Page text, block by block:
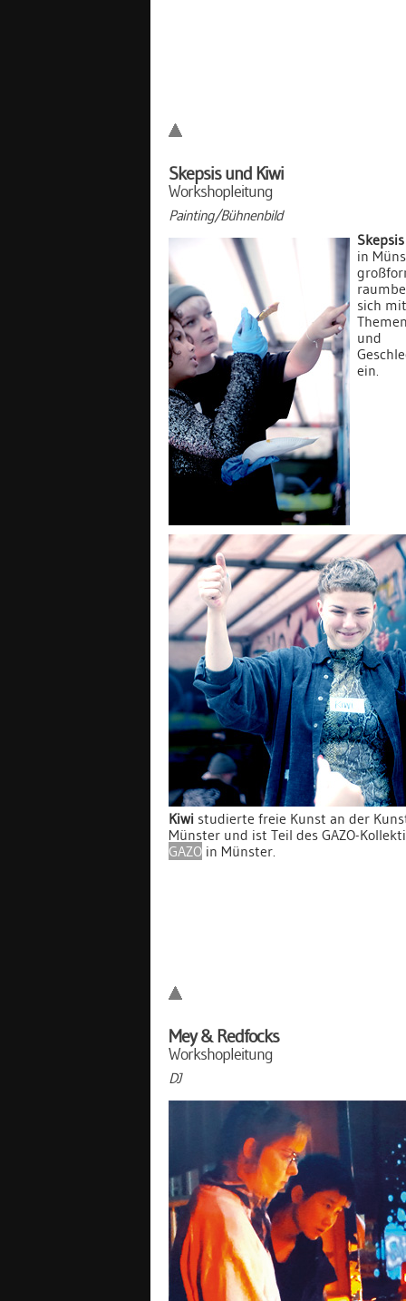
Skepsis und Kiwi
Workshopleitung
Painting/Bühnenbild
Skepsis
in
sich
und
ein.
Kiwi studierte freie Kunst an der
Münster und ist Teil des GAZO-
GAZO in Münster.
Mey & Redfocks
Workshopleitung
DJ